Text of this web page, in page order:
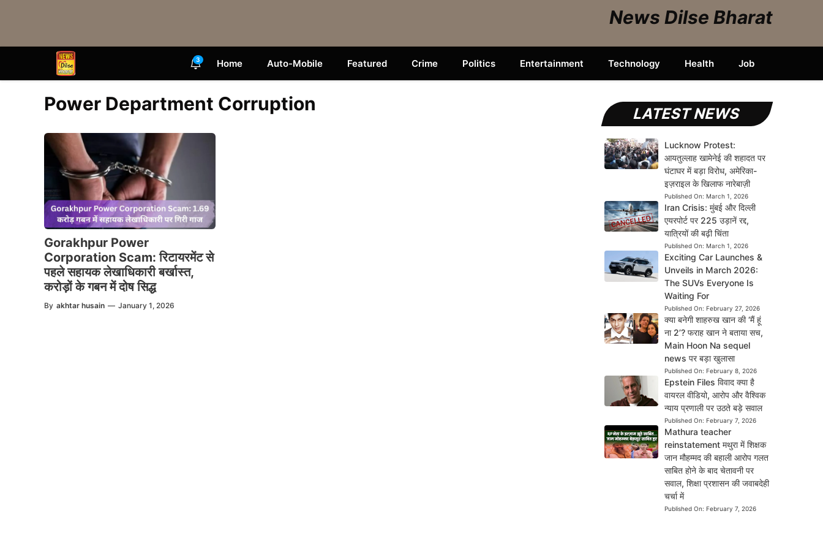
News Dilse Bharat
3 Home Auto-Mobile Featured Crime Politics Entertainment Technology Health Job
Power Department Corruption
Gorakhpur Power
Corporation Scam: रिटायरमेंट से
पहले सहायक लेखाधिकारी बर्खास्त,
करोड़ों के गबन में दोष सिद्ध
By akhtar husain — January 1, 2026
LATEST NEWS
Lucknow Protest:
आयतुल्लाह खामेनेई की शहादत पर
घंटाघर में बड़ा विरोध, अमेरिका-
इज़राइल के खिलाफ नारेबाज़ी
Published On: March 1, 2026
Iran Crisis: मुंबई और दिल्ली
एयरपोर्ट पर 225 उड़ानें रद्द,
यात्रियों की बढ़ी चिंता
Published On: March 1, 2026
Exciting Car Launches &
Unveils in March 2026:
The SUVs Everyone Is
Waiting For
Published On: February 27, 2026
क्या बनेगी शाहरुख खान की ‘मैं हूं
ना 2’? फराह खान ने बताया सच,
Main Hoon Na sequel
news पर बड़ा खुलासा
Published On: February 8, 2026
Epstein Files विवाद क्या है
वायरल वीडियो, आरोप और वैश्विक
न्याय प्रणाली पर उठते बड़े सवाल
Published On: February 7, 2026
Mathura teacher
reinstatement मथुरा में शिक्षक
जान मौहम्मद की बहाली आरोप गलत
साबित होने के बाद चेतावनी पर
सवाल, शिक्षा प्रशासन की जवाबदेही
चर्चा में
Published On: February 7, 2026